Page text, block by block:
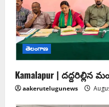
తెలంగాణ
Kamalapur |
aakerutelugunews